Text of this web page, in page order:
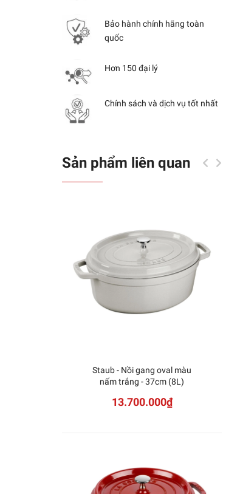
Bảo hành chính hãng toàn
quốc
Hơn 150 đại lý
Chính sách và dịch vụ tốt nhất
Sản phẩm liên quan
Staub - Nồi gang oval màu
nấm trắng - 37cm (8L)
13.700.000₫